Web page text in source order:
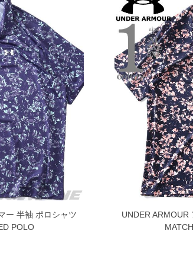
ー 半袖 ポロシャツ
POLO
UNDER ARMOUR